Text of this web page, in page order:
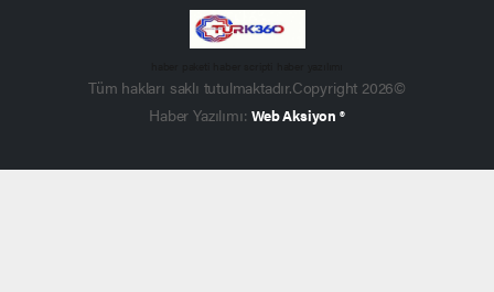
Tüm hakları saklı tutulmaktadır.Copyright 2026©
Haber Yazılımı:Web Aksiyon ®